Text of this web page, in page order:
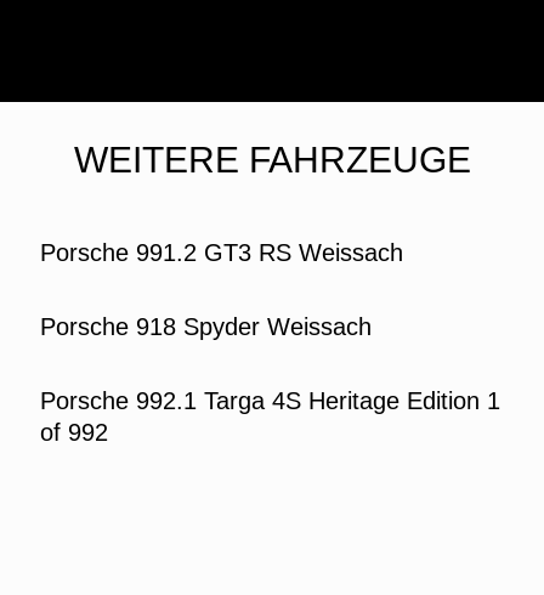
WEITERE FAHRZEUGE
Porsche 991.2 GT3 RS Weissach
Porsche 918 Spyder Weissach
Porsche 992.1 Targa 4S Heritage Edition 1
of 992